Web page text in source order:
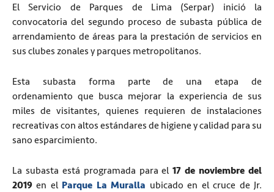
El Servicio de Parques de Lima (Serpar) inició la
convocatoria del segundo proceso de subasta pública de
arrendamiento de áreas para la prestación de servicios en
sus clubes zonales y parques metropolitanos.
Esta subasta forma parte de una etapa de
ordenamiento que busca mejorar la experiencia de sus
miles de visitantes, quienes requieren de instalaciones
recreativas con altos estándares de higiene y calidad para su
sano esparcimiento.
La subasta está programada para el17 de noviembre del
2019 en el Parque La Muralla ubicado en el cruce de Jr.